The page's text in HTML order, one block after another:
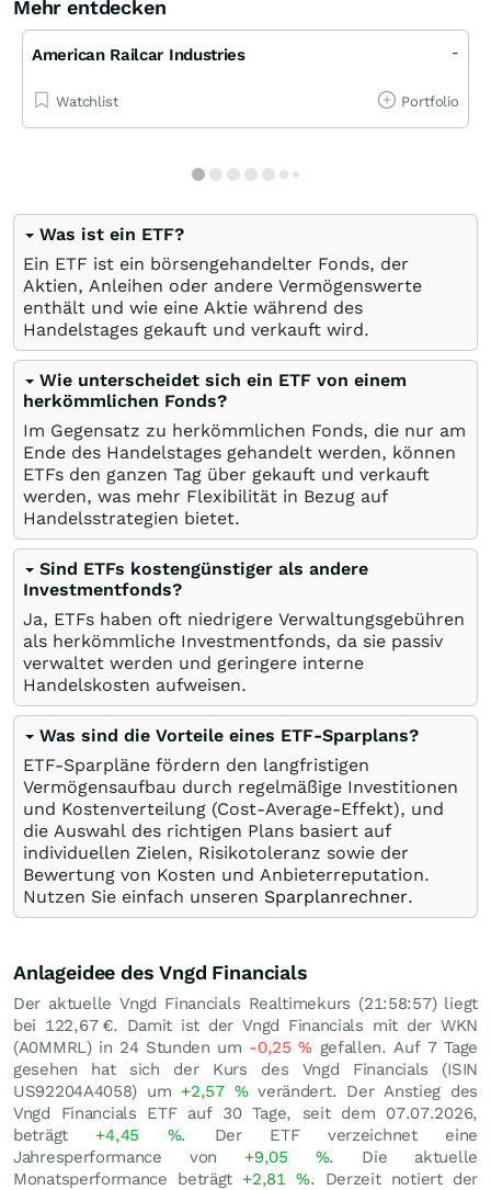
Mehr entdecken
American Railcar Industries -
Watchlist Portfolio
Was ist ein ETF?
Ein ETF ist ein börsengehandelter Fonds, der
Aktien, Anleihen oder andere Vermögenswerte
enthält und wie eine Aktie während des
Handelstages gekauft und verkauft wird.
Wie unterscheidet sich ein ETF von einem
herkömmlichen Fonds?
Im Gegensatz zu herkömmlichen Fonds, die nur am
Ende des Handelstages gehandelt werden, können
ETFs den ganzen Tag über gekauft und verkauft
werden, was mehr Flexibilität in Bezug auf
Handelsstrategien bietet.
Sind ETFs kostengünstiger als andere
Investmentfonds?
Ja, ETFs haben oft niedrigere Verwaltungsgebühren
als herkömmliche Investmentfonds, da sie passiv
verwaltet werden und geringere interne
Handelskosten aufweisen.
Was sind die Vorteile eines ETF-Sparplans?
ETF-Sparpläne fördern den langfristigen
Vermögensaufbau durch regelmäßige Investitionen
und Kostenverteilung (Cost-Average-Effekt), und
die Auswahl des richtigen Plans basiert auf
individuellen Zielen, Risikotoleranz sowie der
Bewertung von Kosten und Anbieterreputation.
Nutzen Sie einfach unseren Sparplanrechner.
Anlageidee des Vngd Financials
Der aktuelle Vngd Financials Realtimekurs (21:58:57) liegt
bei 122,67 €. Damit ist der Vngd Financials mit der WKN
(A0MMRL) in 24 Stunden um -0,25% gefallen. Auf 7 Tage
gesehen hat sich der Kurs des Vngd Financials (ISIN
US92204A4058) um +2,57 %verändert. Der Anstieg des
Vngd Financials ETF auf 30 Tage, seit dem 07.07.2026,
beträgt +4,45 %. Der ETF verzeichnet eine
Jahresperformance von +9,05 %. Die aktuelle
Monatsperformance beträgt +2,81 %. Derzeit notiert der